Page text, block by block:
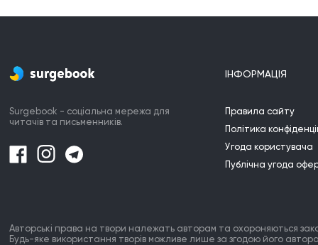
Surgebook - соціальна мережа для
читачів та письменників.
ІНФОРМАЦІЯ
Правила сайту
Політика
Угода користувача
Публічна угода
Авторські права на твори належать авторам та охороняються
Будь-яке використання творів можливе лише за згодою його